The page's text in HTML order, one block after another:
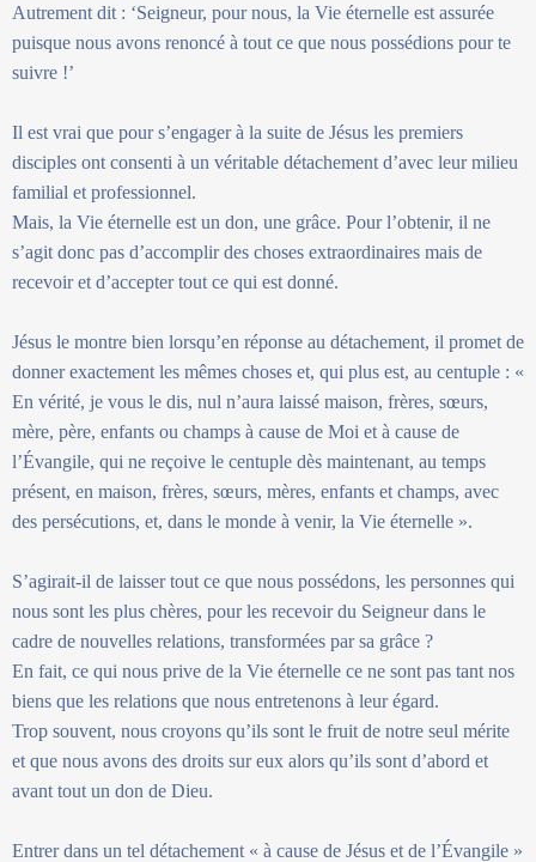
Autrement dit : ‘Seigneur, pour nous, la Vie éternelle est assurée
puisque nous avons renoncé à tout ce que nous possédions pour te
suivre !’
Il est vrai que pour s’engager à la suite de Jésus les premiers
disciples ont consenti à un véritable détachement d’avec leur milieu
familial et professionnel.
Mais, la Vie éternelle est un don, une grâce. Pour l’obtenir, il ne
s’agit donc pas d’accomplir des choses extraordinaires mais de
recevoir et d’accepter tout ce qui est donné.
Jésus le montre bien lorsqu’en réponse au détachement, il promet de
donner exactement les mêmes choses et, qui plus est, au centuple : «
En vérité, je vous le dis, nul n’aura laissé maison, frères, sœurs,
mère, père, enfants ou champs à cause de Moi et à cause de
l’Évangile, qui ne reçoive le centuple dès maintenant, au temps
présent, en maison, frères, sœurs, mères, enfants et champs, avec
des persécutions, et, dans le monde à venir, la Vie éternelle ».
S’agirait-il de laisser tout ce que nous possédons, les personnes qui
nous sont les plus chères, pour les recevoir du Seigneur dans le
cadre de nouvelles relations, transformées par sa grâce ?
En fait, ce qui nous prive de la Vie éternelle ce ne sont pas tant nos
biens que les relations que nous entretenons à leur égard.
Trop souvent, nous croyons qu’ils sont le fruit de notre seul mérite
et que nous avons des droits sur eux alors qu’ils sont d’abord et
avant tout un don de Dieu.
Entrer dans un tel détachement « à cause de Jésus et de l’Évangile »